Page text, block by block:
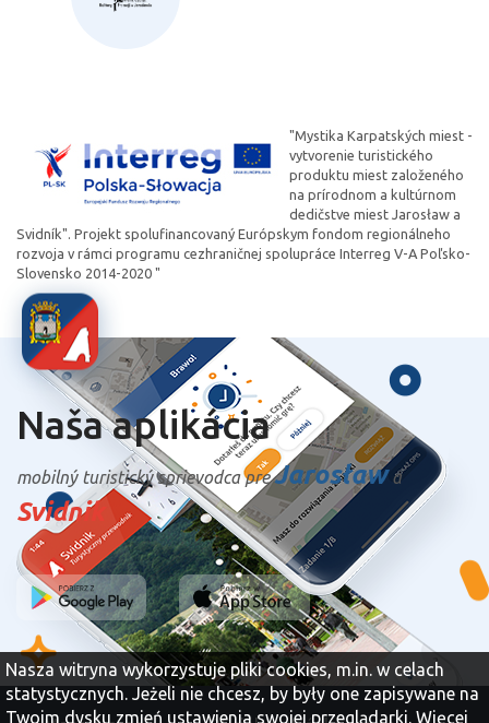
"Mystika Karpatských miest -
vytvorenie turistického
produktu miest založeného
na prírodnom a kultúrnom
dedičstve miest Jarosław a
Svidník". Projekt spolufinancovaný Európskym fondom regionálneho
rozvoja v rámci programu cezhraničnej spolupráce Interreg V-A Poľsko-
Slovensko 2014-2020 "
Naša aplikácia
mobilný turistický sprievodca preJarosława
Svidnik
Nasza witryna wykorzystuje pliki cookies, m.in. w celach
statystycznych. Jeżeli nie chcesz, by były one zapisywane na
Twoim dysku zmień ustawienia swojej przeglądarki. Więcej